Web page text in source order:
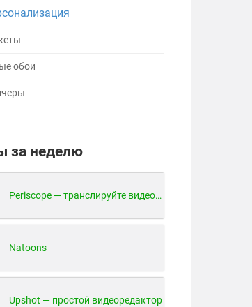
обои
за неделю
Periscope — транслируйте видео в реальном времени!
Natoons
Upshot — простой видеоредактор